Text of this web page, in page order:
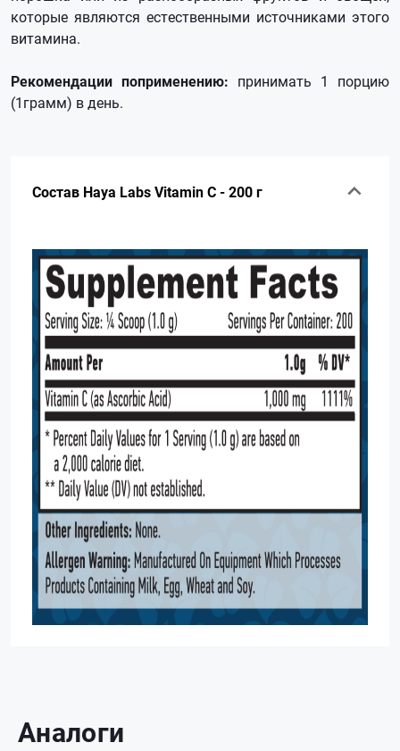
которые являются естественными источниками этого
витамина.
Рекомендации поприменению: принимать 1 порцию
(1грамм) в день.
Состав Haya Labs Vitamin C - 200 г
Аналоги